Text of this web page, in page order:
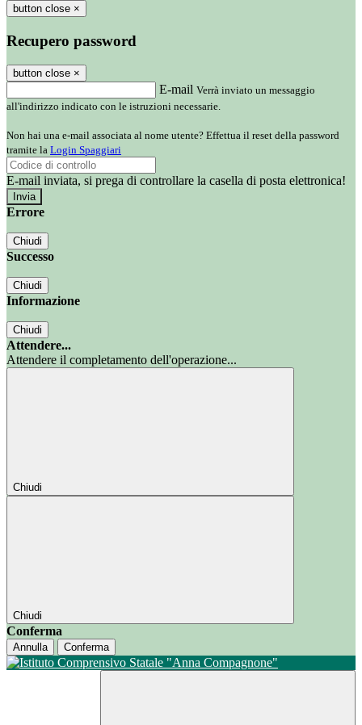
button close ×
Recupero password
button close ×
E-mail Verrà inviato un messaggio
all'indirizzo indicato con le istruzioni necessarie.
Non hai una e-mail associata al nome utente? Effettua il reset della password
tramite la Login Spaggiari
E-mail inviata, si prega di controllare la casella di posta elettronica!
Errore
Chiudi
Successo
Chiudi
Informazione
Chiudi
Attendere...
Attendere il completamento dell'operazione...
Chiudi
Chiudi
Conferma
Annulla Conferma